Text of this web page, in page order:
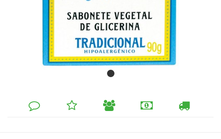
DEIXE
COMENTÁRIO
MINHA
LISTA
INDIQUE
FORMAS
CALCULAR
FRETE